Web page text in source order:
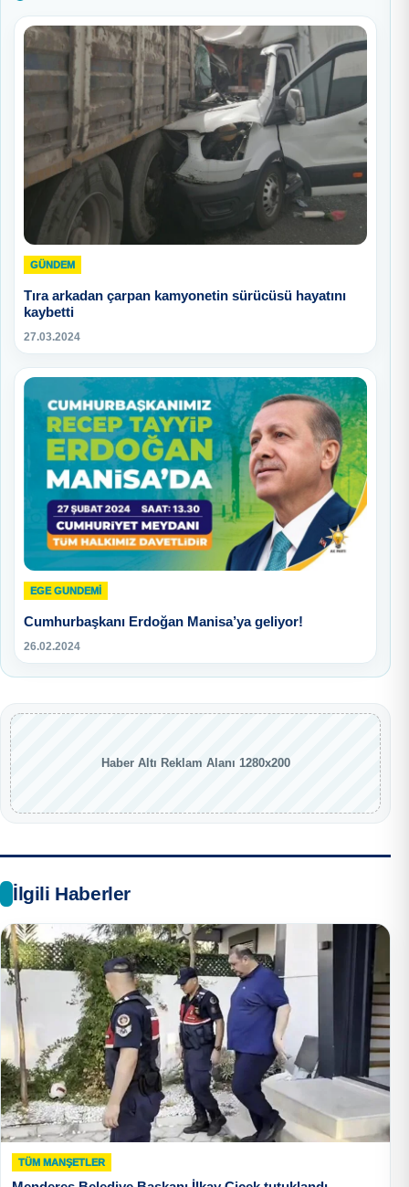
GÜNDEM
Tıra arkadan çarpan kamyonetin sürücüsü hayatını
kaybetti
27.03.2024
EGE GUNDEMİ
Cumhurbaşkanı Erdoğan Manisa’ya geliyor!
26.02.2024
Haber Altı Reklam Alanı 1280x200
İlgili Haberler
TÜM MANŞETLER